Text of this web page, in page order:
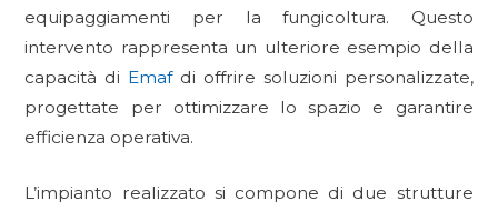
equipaggiamenti per la fungicoltura. Questo
intervento rappresenta un ulteriore esempio della
capacità di Emaf di offrire soluzioni personalizzate,
progettate per ottimizzare lo spazio e garantire
efficienza operativa.
L’impianto realizzato si compone di due strutture